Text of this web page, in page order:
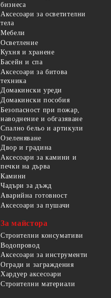
бизнеса
Аксесоари за осветителни
тела
Мебели
Осветление
Кухня и хранене
Басейн и спа
Аксесоари за битова
техника
Домакински уреди
Домакински пособия
Безопасност при пожар,
наводнение и обгазяване
Спално бельо и артикули
Озеленяване
Двор и градина
Аксесоари за камини и
печки на дърва
Камини
Чадъри за дъжд
Аварийна готовност
Аксесоари за пушачи
За майстора
Строителни консумативи
Водопровод
Аксесоари за инструменти
Огради и заграждения
Хардуер аксесоари
Строителни материали